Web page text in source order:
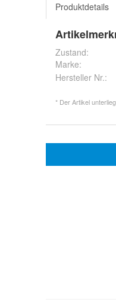
Produktdetails
Zustand:
Marke:
Hersteller Nr.:
* Der Artikel